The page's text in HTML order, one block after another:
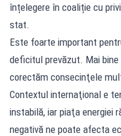
înțelegere în coaliție cu
stat.
Este foarte important
deficitul prevăzut. Mai
corectăm consecinţele
Contextul internaţional e
instabilă, iar piaţa energiei
negativă ne poate afecta